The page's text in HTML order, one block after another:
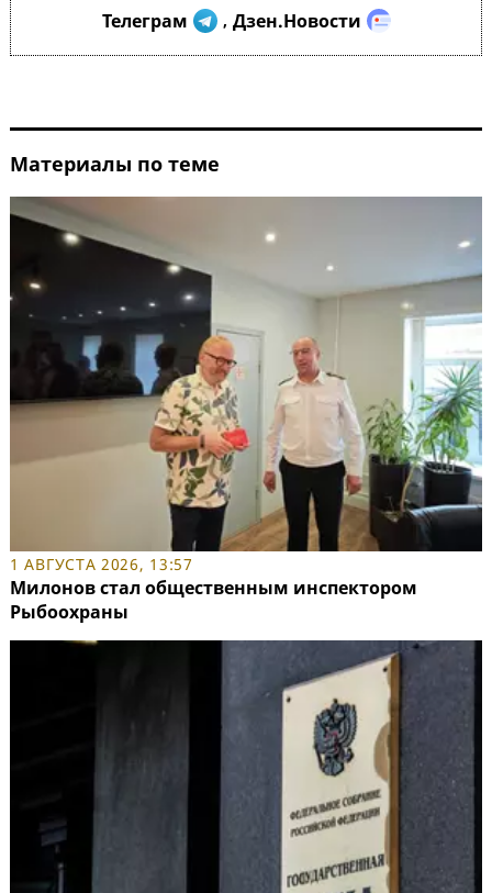
Телеграм , Дзен.Новости
Материалы по теме
1 АВГУСТА 2026, 13:57
Милонов стал общественным инспектором
Рыбоохраны